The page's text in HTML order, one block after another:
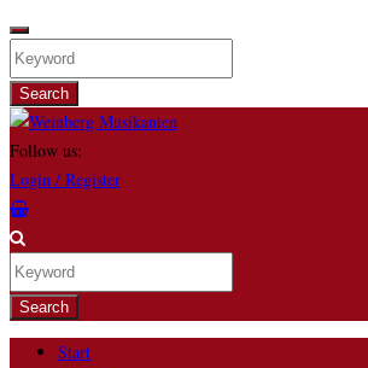
Search
Follow us:
Login / Register
Search
Start